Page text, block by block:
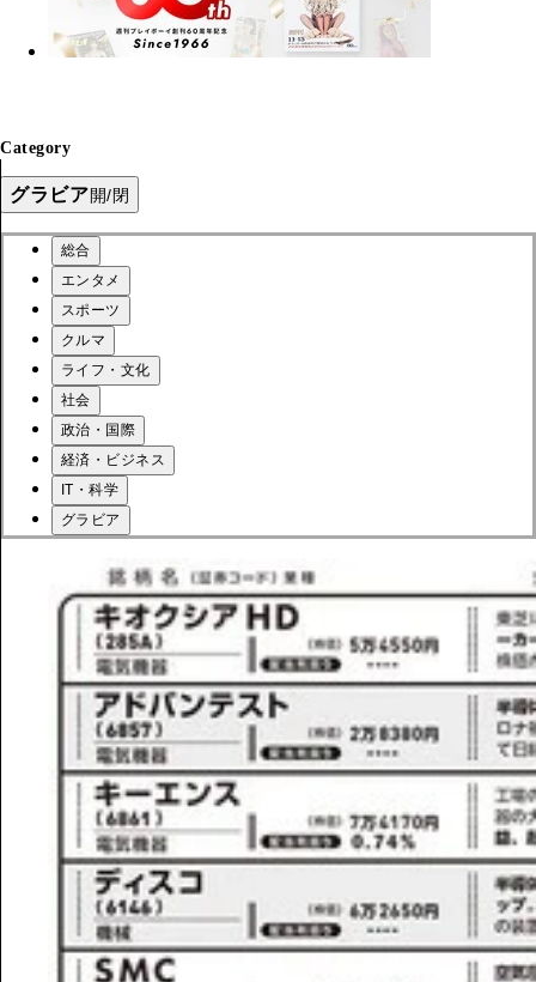
Category
グラビア開/閉
総合
エンタメ
スポーツ
クルマ
ライフ・文化
社会
政治・国際
経済・ビジネス
IT・科学
グラビア